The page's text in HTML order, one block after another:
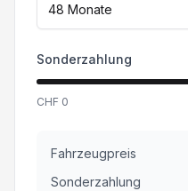
48 Monate
Sonderzahlung
CHF 0
Fahrzeugpreis
Sonderzahlung